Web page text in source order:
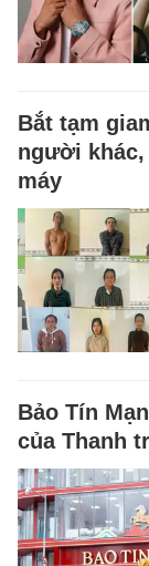
Bắt tạm
người khác,
máy
Bảo Tín
của Thanh